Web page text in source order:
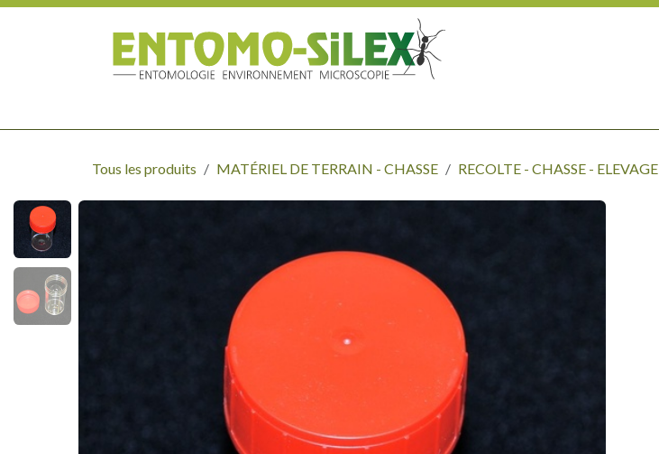
Se rendre au contenu
Tous les produits MATÉRIEL DE TERRAIN - CHASSE RECOLTE - CHASSE - ELEVAGE